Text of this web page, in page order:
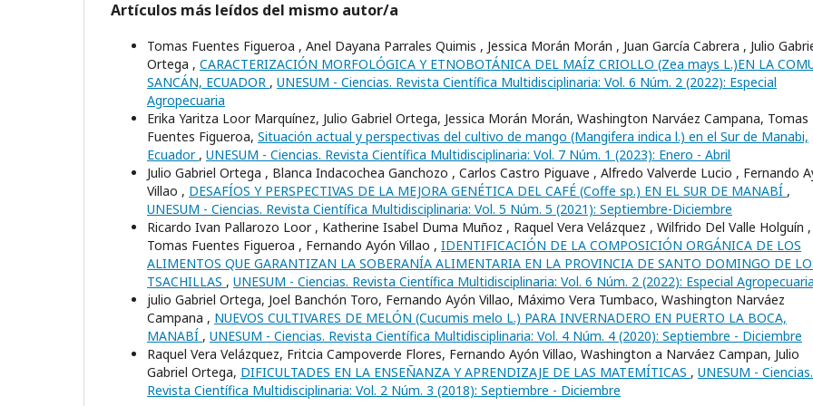
Artículos más leídos del mismo autor/a
Tomas Fuentes Figueroa , Anel Dayana Parrales Quimis , Jessica Morán Morán , Juan Garcí­a Cabrera , Julio
Ortega , CARACTERIZACIÓN MORFOLÓGICA Y ETNOBOTÁNICA DEL MAÍZ CRIOLLO (Zea mays L.)EN LA
SANCÁN, ECUADOR , UNESUM - Ciencias. Revista Científica Multidisciplinaria: Vol. 6 Núm. 2 (2022): Especial
Agropecuaria
Erika Yaritza Loor Marquínez, Julio Gabriel Ortega, Jessica Morán Morán, Washington Narváez Campana, Tomas
Fuentes Figueroa, Situación actual y perspectivas del cultivo de mango (Mangifera indica l.) en el Sur de Manabi,
Ecuador , UNESUM - Ciencias. Revista Científica Multidisciplinaria: Vol. 7 Núm. 1 (2023): Enero - Abril
Julio Gabriel Ortega , Blanca Indacochea Ganchozo , Carlos Castro Piguave , Alfredo Valverde Lucio , Fernando
Villao , DESAFÍOS Y PERSPECTIVAS DE LA MEJORA GENÉTICA DEL CAFÉ (Coffe sp.) EN EL SUR DE MANABÍ ,
UNESUM - Ciencias. Revista Científica Multidisciplinaria: Vol. 5 Núm. 5 (2021): Septiembre-Diciembre
Ricardo Ivan Pallarozo Loor , Katherine Isabel Duma Muñoz , Raquel Vera Velázquez , Wilfrido Del Valle Holguí­n ,
Tomas Fuentes Figueroa , Fernando Ayón Villao , IDENTIFICACIÓN DE LA COMPOSICIÓN ORGÁNICA DE LOS
ALIMENTOS QUE GARANTIZAN LA SOBERANÍA ALIMENTARIA EN LA PROVINCIA DE SANTO DOMINGO DE
TSACHILLAS , UNESUM - Ciencias. Revista Científica Multidisciplinaria: Vol. 6 Núm. 2 (2022): Especial Agropecuaria
julio Gabriel Ortega, Joel Banchón Toro, Fernando Ayón Villao, Máximo Vera Tumbaco, Washington Narváez
Campana , NUEVOS CULTIVARES DE MELÓN (Cucumis melo L.) PARA INVERNADERO EN PUERTO LA BOCA,
MANABÍ , UNESUM - Ciencias. Revista Científica Multidisciplinaria: Vol. 4 Núm. 4 (2020): Septiembre - Diciembre
Raquel Vera Velázquez, Fritcia Campoverde Flores, Fernando Ayón Villao, Washington a Narváez Campan, Julio
Gabriel Ortega, DIFICULTADES EN LA ENSEÑANZA Y APRENDIZAJE DE LAS MATEMÍTICAS , UNESUM - Ciencias.
Revista Científica Multidisciplinaria: Vol. 2 Núm. 3 (2018): Septiembre - Diciembre